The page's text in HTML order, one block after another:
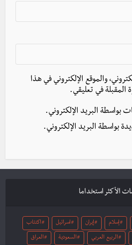
والموقع الإلكتروني في هذا
المقبلة في تعليقي.
بواسطة البريد الإلكتروني.
بواسطة البريد الإلكتروني.
الأكثر استخداما
إسلام إيران اسرائيل اكتئاب
الربيع العربي السعودية العراق